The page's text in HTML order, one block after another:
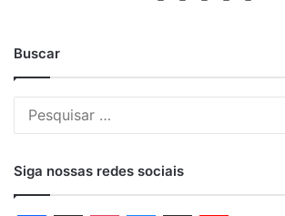
Buscar
Siga nossas redes sociais